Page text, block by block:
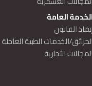
الخدمة العامة
القانون
الحرائق/الخدمات الطبية العاجلة
المجالات التجارية